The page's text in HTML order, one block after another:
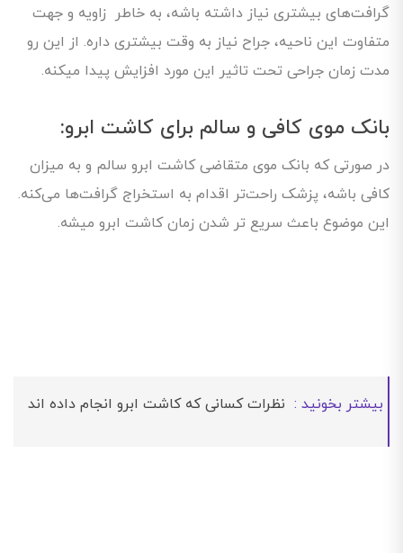
گرافت‌های بیشتری نیاز داشته باشه، به خاطر زاویه و جهت
متفاوت این ناحیه، جراح نیاز به وقت بیشتری داره. از این رو
مدت زمان جراحی تحت تاثیر این مورد افزایش پیدا میکنه.
بانک موی کافی و سالم برای کاشت ابرو:
در صورتی که بانک موی متقاضی کاشت ابرو سالم و به میزان
کافی باشه، پزشک راحت‌تر اقدام به استخراج گرافت‌ها می‌کنه.
این موضوع باعث سریع تر شدن زمان کاشت ابرو میشه.
بیشتر بخونید : نظرات کسانی که کاشت ابرو انجام داده اند